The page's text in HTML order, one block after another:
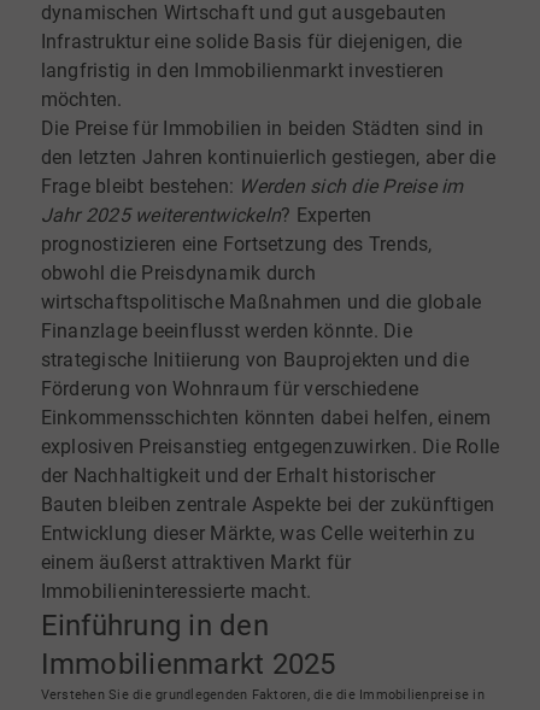
dynamischen Wirtschaft und gut ausgebauten
Infrastruktur eine solide Basis für diejenigen, die
langfristig in den Immobilienmarkt investieren
möchten.
Die Preise für Immobilien in beiden Städten sind in
den letzten Jahren kontinuierlich gestiegen, aber die
Frage bleibt bestehen: Werden sich die Preise im
Jahr 2025 weiterentwickeln? Experten
prognostizieren eine Fortsetzung des Trends,
obwohl die Preisdynamik durch
wirtschaftspolitische Maßnahmen und die globale
Finanzlage beeinflusst werden könnte. Die
strategische Initiierung von Bauprojekten und die
Förderung von Wohnraum für verschiedene
Einkommensschichten könnten dabei helfen, einem
explosiven Preisanstieg entgegenzuwirken. Die Rolle
der Nachhaltigkeit und der Erhalt historischer
Bauten bleiben zentrale Aspekte bei der zukünftigen
Entwicklung dieser Märkte, was Celle weiterhin zu
einem äußerst attraktiven Markt für
Immobilieninteressierte macht.
Einführung in den
Immobilienmarkt 2025
Verstehen Sie die grundlegenden Faktoren, die die Immobilienpreise in